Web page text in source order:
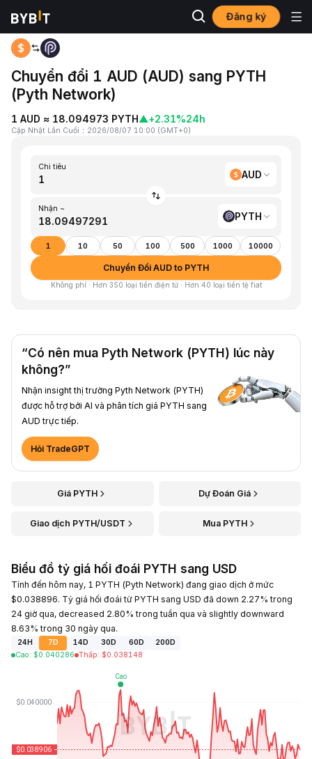
Đăng ký
Trang chủ
Chuyển đổi 1 AUD (AUD) sang PYTH
(Pyth Network)
1 AUD ≈ 18.094973 PYTH▲+2.31%24h
Cập Nhật Lần Cuối ： 2026/08/07 10:00 (GMT+0)
Chi tiêu
AUD
Nhận ~
PYTH
1 10 50 100 500 1000 10000
Chuyển Đổi AUD to PYTH
Không phí · Hơn 350 loại tiền điện tử · Hơn 40 loại tiền tệ fiat
“Có nên mua Pyth Network (PYTH) lúc này
không?”
Nhận insight thị trường Pyth Network (PYTH)
được hỗ trợ bởi AI và phân tích giá PYTH sang
AUD trực tiếp.
Hỏi TradeGPT
Giá PYTH Dự Đoán Giá
Giao dịch PYTH/USDT Mua PYTH
Biểu đồ tỷ giá hối đoái PYTH sang USD
Tính đến hôm nay, 1 PYTH (Pyth Network) đang giao dịch ở mức
$0.038896. Tỷ giá hối đoái từ PYTH sang USD đã down 2.27% trong
24 giờ qua, decreased 2.80% trong tuần qua và slightly downward
8.63% trong 30 ngày qua.
24H 7D 14D 30D 60D
200D
Cao: $0.040286 Thấp: $0.038148